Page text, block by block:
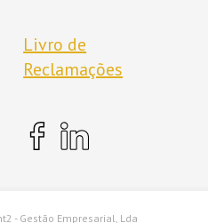
Livro de
Reclamações
- Gestão Empresarial, Lda